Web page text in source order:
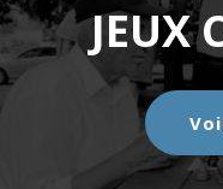
JEUX